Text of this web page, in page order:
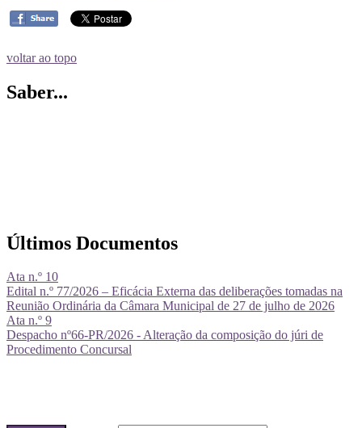
voltar ao topo
Saber...
Últimos Documentos
Ata n.º 10
Edital n.º 77/2026 – Eficácia Externa das deliberações tomadas na
Reunião Ordinária da Câmara Municipal de 27 de julho de 2026
Ata n.º 9
Despacho nº66-PR/2026 - Alteração da composição do júri de
Procedimento Concursal